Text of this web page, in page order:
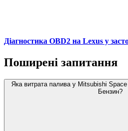
Діагностика OBD2 на Lexus у
Поширені запитання
Яка витрата палива у Mitsubishi
Бензин?